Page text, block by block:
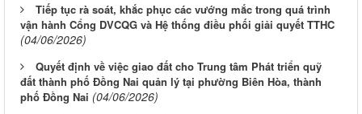
Tiếp tục rà soát, khắc phục các vướng mắc trong quá trình
vận hành Cổng DVCQG và Hệ thống điều phối giải quyết TTHC
(04/06/2026)
Quyết định về việc giao đất cho Trung tâm Phát triển quỹ
đất thành phố Đồng Nai quản lý tại phường Biên Hòa, thành
phố Đồng Nai (04/06/2026)